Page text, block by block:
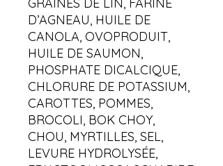
D’AGNEAU, HUILE DE
CANOLA, OVOPRODUIT,
HUILE DE SAUMON,
PHOSPHATE DICALCIQUE,
CHLORURE DE POTASSIUM,
CAROTTES, POMMES,
BROCOLI, BOK CHOY,
CHOU, MYRTILLES, SEL,
LEVURE HYDROLYSÉE,